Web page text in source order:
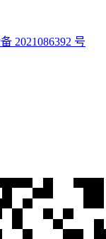
2021086392 号